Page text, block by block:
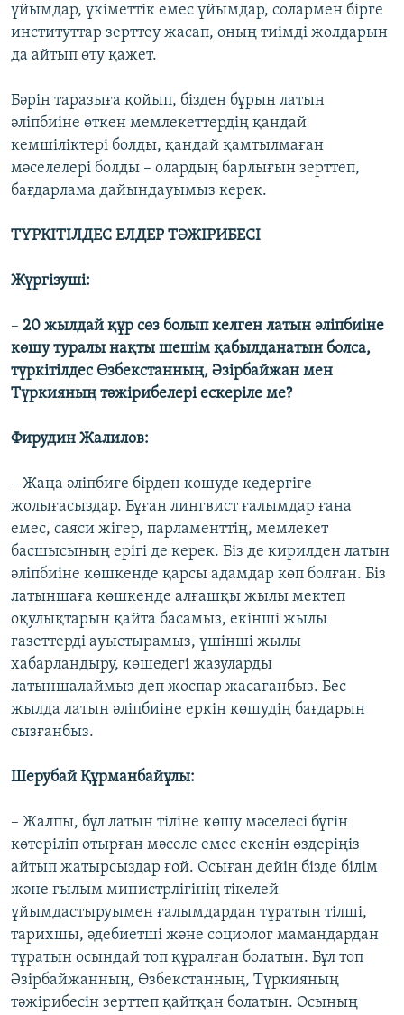
ұйымдар, үкіметтік емес ұйымдар, солармен бірге
институттар зерттеу жасап, оның тиімді жолдарын
да айтып өту қажет.
Бәрін таразыға қойып, бізден бұрын латын
әліпбиіне өткен мемлекеттердің қандай
кемшіліктері болды, қандай қамтылмаған
мәселелері болды – олардың барлығын зерттеп,
бағдарлама дайындауымыз керек.
ТҮРКІТІЛДЕС ЕЛДЕР ТӘЖІРИБЕСІ
Жүргізуші:
– 20 жылдай құр сөз болып келген латын әліпбиіне
көшу туралы нақты шешім қабылданатын болса,
түркітілдес Өзбекстанның, Әзірбайжан мен
Түркияның тәжірибелері ескеріле ме?
Фирудин Жалилов:
– Жаңа әліпбиге бірден көшуде кедергіге
жолығасыздар. Бұған лингвист ғалымдар ғана
емес, саяси жігер, парламенттің, мемлекет
басшысының ерігі де керек. Біз де кирилден латын
әліпбиіне көшкенде қарсы адамдар көп болған. Біз
латыншаға көшкенде алғашқы жылы мектеп
оқулықтарын қайта басамыз, екінші жылы
газеттерді ауыстырамыз, үшінші жылы
хабарландыру, көшедегі жазуларды
латыншалаймыз деп жоспар жасағанбыз. Бес
жылда латын әліпбиіне еркін көшудің бағдарын
сызғанбыз.
Шерубай Құрманбайұлы:
– Жалпы, бұл латын тіліне көшу мәселесі бүгін
көтеріліп отырған мәселе емес екенін өздеріңіз
айтып жатырсыздар ғой. Осыған дейін бізде білім
және ғылым министрлігінің тікелей
ұйымдастыруымен ғалымдардан тұратын тілші,
тарихшы, әдебиетші және социолог мамандардан
тұратын осындай топ құралған болатын. Бұл топ
Әзірбайжанның, Өзбекстанның, Түркияның
тәжірибесін зерттеп қайтқан болатын. Осының